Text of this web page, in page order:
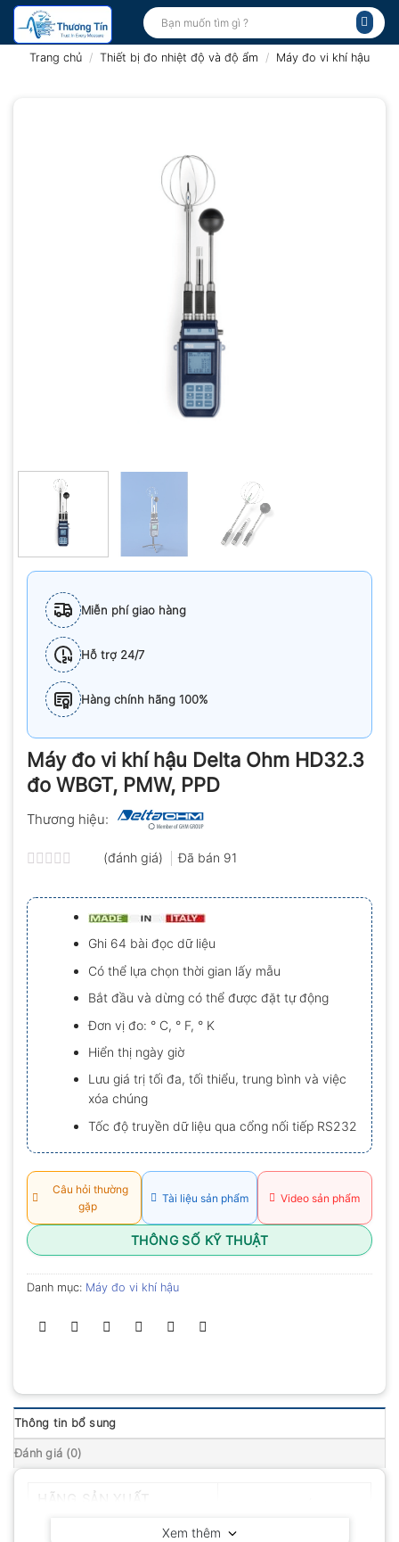
Bỏ
qua
Tìm
kiếm:
Trang chủ / Thiết bị đo nhiệt độ và độ ẩm / Máy đo vi khí hậu
Miễn phí giao hàng
Hỗ trợ 24/7
Hàng chính hãng 100%
Máy đo vi khí hậu Delta Ohm HD32.3
đo WBGT, PMW, PPD
Thương hiệu:
xếp
hạng
0.0
5
sao
(đánh giá) Đã bán 91
Ghi 64 bài đọc dữ liệu
Có thể lựa chọn thời gian lấy mẫu
Bắt đầu và dừng có thể được đặt tự động
Đơn vị đo: ° C, ° F, ° K
Hiển thị ngày giờ
Lưu giá trị tối đa, tối thiểu, trung bình và việc
xóa chúng
Tốc độ truyền dữ liệu qua cổng nối tiếp RS232
Câu hỏi thường
gặp
Tài liệu sản phẩm Video sản phẩm
THÔNG SỐ KỸ THUẬT
Danh mục: Máy đo vi khí hậu
Thông tin bổ sung
Đánh giá (0)
Xem thêm